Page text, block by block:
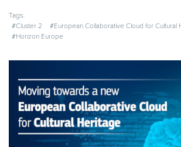
Tags:
#Cluster 2
#European Collaborative Cloud for Cultural
#Horizon Europe